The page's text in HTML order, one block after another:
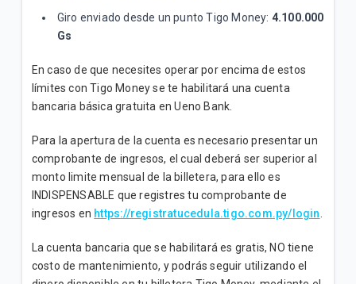
Lista de Cajeros
¿Cómo pago mi factura de COPACO en el *555#?
VER MÁS
Giro enviado desde un punto Tigo Money: 4.100.000
Gs
En caso de que necesites operar por encima de estos
límites con Tigo Money se te habilitará una cuenta
bancaria básica gratuita en Ueno Bank.
Para la apertura de la cuenta es necesario presentar un
comprobante de ingresos, el cual deberá ser superior al
monto limite mensual de la billetera, para ello es
INDISPENSABLE que registres tu comprobante de
ingresos en https://registratucedula.tigo.com.py/login
La cuenta bancaria que se habilitará es gratis, NO tiene
costo de mantenimiento, y podrás seguir utilizando el